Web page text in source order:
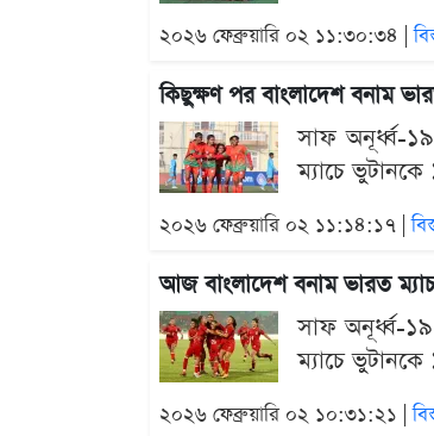
২০২৬ ফেব্রুয়ারি ০২ ১১:৩০:৩৪ |
কিছুক্ষণ পর বাংলাদেশ বনাম
সাফ অনূর্ধ্ব-
ম্যাচে
২০২৬ ফেব্রুয়ারি ০২ ১১:১৪:১৭ |
আজ বাংলাদেশ বনাম ভারত
সাফ অনূর্ধ্ব-
ম্যাচে
২০২৬ ফেব্রুয়ারি ০২ ১০:৩১:২১ |